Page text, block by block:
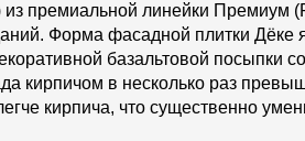
из премиальной линейки Премиум
Форма фасадной плитки
базальтовой посыпки
кирпичом в несколько раз
кирпича, что существенно